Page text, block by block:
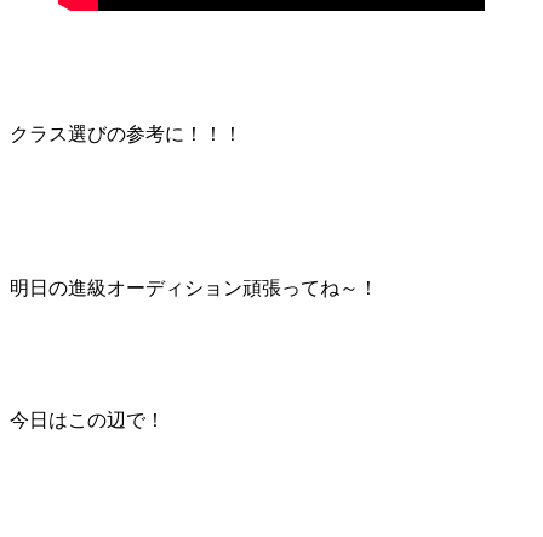
クラス選びの参考に！！！
明日の進級オーディション頑張ってね～！
今日はこの辺で！